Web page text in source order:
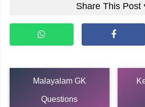
Share This Post
Malayalam GK
Questions